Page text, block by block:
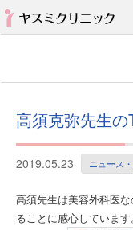
高須克弥先生の
2019.05.23 ニュース
高須先生は美容外科医
ることに感心しています。